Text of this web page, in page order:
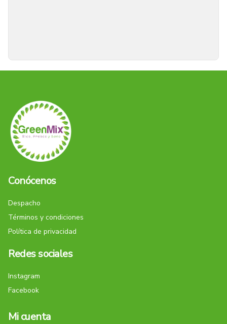
Conócenos
Despacho
Términos y condiciones
Política de privacidad
Redes sociales
Instagram
Facebook
Mi cuenta